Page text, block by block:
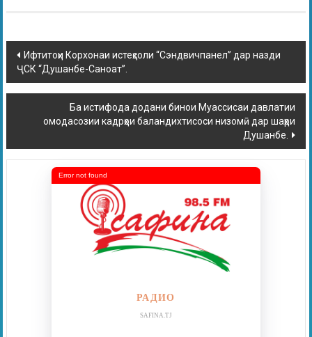
Ифтитоҳи Корхонаи истеҳсоли “Сэндвичпанел” дар назди
ҶСК “Душанбе-Саноат”.
Ба истифода додани бинои Муассисаи давлатии
омодасозии кадрҳои баландихтисоси низомӣ дар шаҳри
Душанбе.
РАДИО
SAFINA.TJ
Error not found